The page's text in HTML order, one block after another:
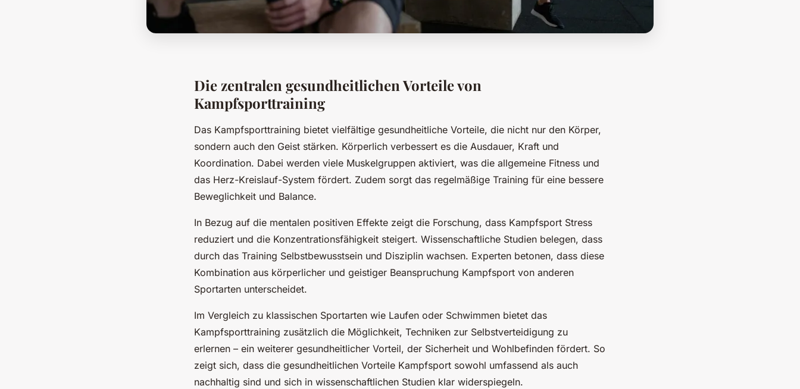
Die zentralen gesundheitlichen Vorteile von
Kampfsporttraining
Das Kampfsporttraining bietet vielfältige gesundheitliche Vorteile, die nicht nur den Körper,
sondern auch den Geist stärken. Körperlich verbessert es die Ausdauer, Kraft und
Koordination. Dabei werden viele Muskelgruppen aktiviert, was die allgemeine Fitness und
das Herz-Kreislauf-System fördert. Zudem sorgt das regelmäßige Training für eine bessere
Beweglichkeit und Balance.
In Bezug auf die mentalen positiven Effekte zeigt die Forschung, dass Kampfsport Stress
reduziert und die Konzentrationsfähigkeit steigert. Wissenschaftliche Studien belegen, dass
durch das Training Selbstbewusstsein und Disziplin wachsen. Experten betonen, dass diese
Kombination aus körperlicher und geistiger Beanspruchung Kampfsport von anderen
Sportarten unterscheidet.
Im Vergleich zu klassischen Sportarten wie Laufen oder Schwimmen bietet das
Kampfsporttraining zusätzlich die Möglichkeit, Techniken zur Selbstverteidigung zu
erlernen – ein weiterer gesundheitlicher Vorteil, der Sicherheit und Wohlbefinden fördert. So
zeigt sich, dass die gesundheitlichen Vorteile Kampfsport sowohl umfassend als auch
nachhaltig sind und sich in wissenschaftlichen Studien klar widerspiegeln.